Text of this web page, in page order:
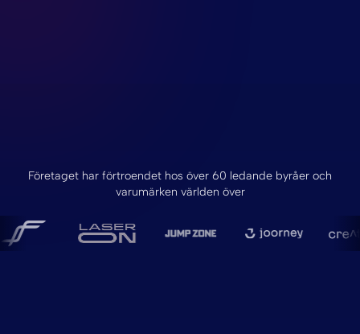
Företaget har förtroendet hos över 60 ledande byråer och
varumärken världen över